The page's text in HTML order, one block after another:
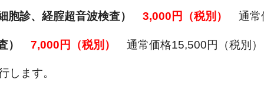
胞診、経腟超音波検査） 3,000円（税別） 通常
） 7,000円（税別） 通常価格15,500円（税別）
します。